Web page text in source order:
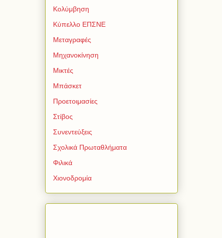
Κολύμβηση
Κύπελλο ΕΠΣΝΕ
Μεταγραφές
Μηχανοκίνηση
Μικτές
Μπάσκετ
Προετοιμασίες
Στίβος
Συνεντεύξεις
Σχολικά Πρωταθλήματα
Φιλικά
Χιονοδρομία